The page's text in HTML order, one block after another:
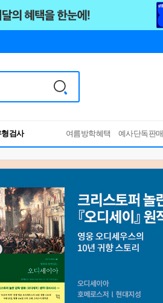
검사 여름방학혜택 예사단독판매